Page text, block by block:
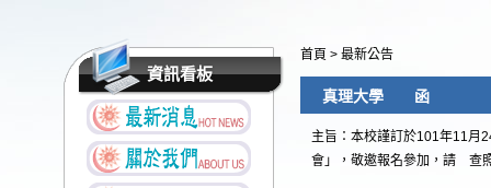
資訊看板
首頁 > 最新公告
真理大學 函
主旨：本校謹訂於101年11月
會」，敬邀報名參加，請 查